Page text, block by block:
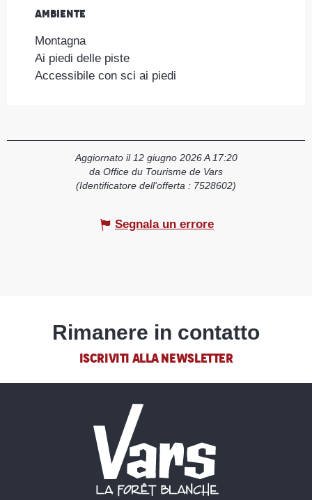
Ambiente
Ambiente
Montagna
Ai piedi delle piste
Accessibile con sci ai piedi
Aggiornato il 12 giugno 2026 A 17:20
da Office du Tourisme de Vars
(Identificatore dell'offerta : 7528602)
Segnala un errore
Rimanere in contatto
ISCRIVITI ALLA NEWSLETTER